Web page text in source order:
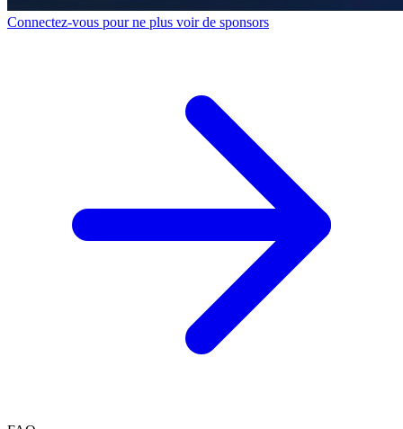
Connectez-vous pour ne plus voir de sponsors